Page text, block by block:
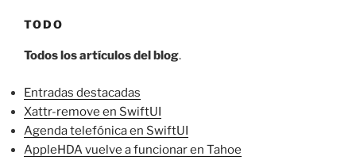
TODO
Todos los artículos del blog.
Entradas destacadas
Xattr-remove en SwiftUI
Agenda telefónica en SwiftUI
AppleHDA vuelve a funcionar en Tahoe